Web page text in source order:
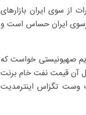
از سوی ایران بازارهای
ازسوی ایران حساس است و
صهیونیستی خواست که
آن قیمت نفت خام برنت
درحالی‌که نفت وست تگزاس اینترمدیت